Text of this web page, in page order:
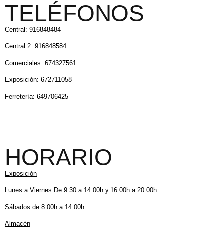
TELÉFONOS
Central: 916848484
Central 2: 916848584
Comerciales: 674327561
Exposición: 672711058
Ferretería: 649706425
HORARIO
Exposición
Lunes a Viernes De 9:30 a 14:00h y 16:00h a 20:00h
Sábados de 8:00h a 14:00h
Almacén